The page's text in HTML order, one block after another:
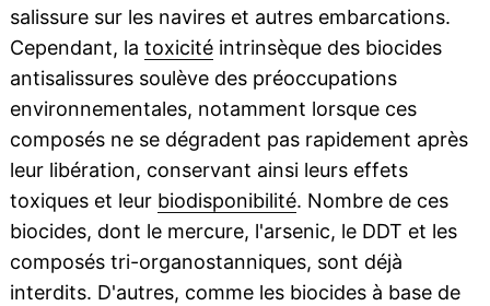
salissure sur les navires et autres embarcations.
Cependant, la toxicitéintrinsèque des biocides
antisalissures soulève des préoccupations
environnementales, notamment lorsque ces
composés ne se dégradent pas rapidement après
leur libération, conservant ainsi leurs effets
toxiques et leur biodisponibilité. Nombre de ces
biocides, dont le mercure, l'arsenic, le DDT et les
composés tri-organostanniques, sont déjà
interdits. D'autres, comme les biocides à base de